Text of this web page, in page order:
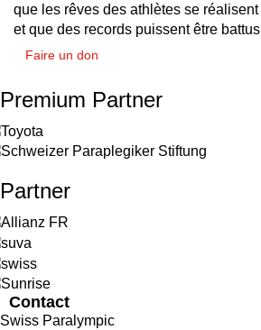
que les rêves des athlètes se réalisent
et que des records puissent être battus
Faire un don
Premium Partner
Partner
Contact
Swiss Paralympic